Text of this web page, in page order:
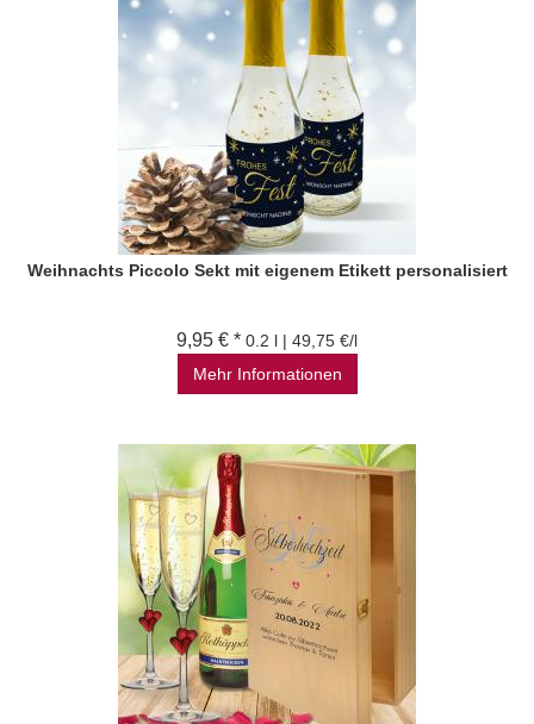
Weihnachts Piccolo Sekt mit eigenem Etikett personalisiert
9,95 € * 0.2 l | 49,75 €/l
Mehr Informationen